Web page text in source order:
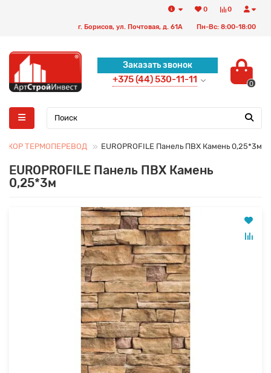
0
0
г. Борисов, ул. Почтовая, д. 61А Пн-Вс: 8:00-18:00
Заказать звонок
+375 (44) 530-11-11 0
ТЕРМОПЕРЕВОД EUROPROFILE Панель ПВХ Камень 0,25*3м
EUROPROFILE Панель ПВХ Камень
0,25*3м